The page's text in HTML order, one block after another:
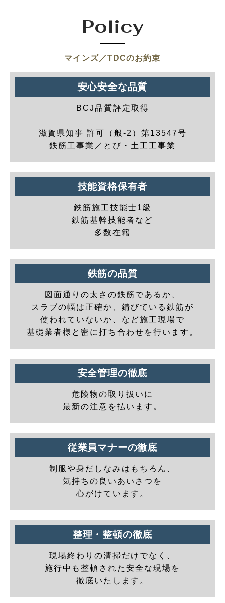
Policy
マインズ／TDCのお約束
安心安全な品質
BCJ品質評定取得
滋賀県知事 許可（般-2）第13547号
鉄筋工事業／とび・土工工事業
技能資格保有者
鉄筋施工技能士1級
鉄筋基幹技能者など
多数在籍
鉄筋の品質
図面通りの太さの鉄筋であるか、
スラブの幅は正確か、錆びている鉄筋が
使われていないか、など施工現場で
基礎業者様と密に打ち合わせを行います。
安全管理の徹底
危険物の取り扱いに
最新の注意を払います。
従業員マナーの徹底
制服や身だしなみはもちろん、
気持ちの良いあいさつを
心がけています。
整理・整頓の徹底
現場終わりの清掃だけでなく、
施行中も整頓された安全な現場を
徹底いたします。